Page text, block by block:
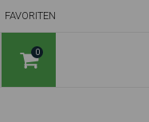
FAVORITEN
0